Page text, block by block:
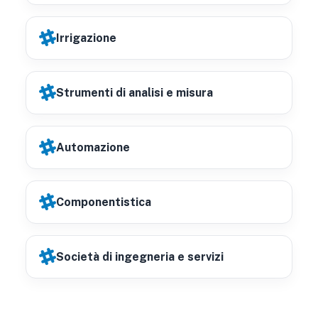
Irrigazione
Strumenti di analisi e misura
Automazione
Componentistica
Società di ingegneria e servizi